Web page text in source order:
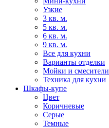
Узкие
3 кв. м.
5 кв. м.
6 кв. м.
9 кв. м.
Все для кухни
Варианты отделки
Мойки и смесители
Техника для кухни
Шкафы-купе
Цвет
Коричневые
Серые
Темные